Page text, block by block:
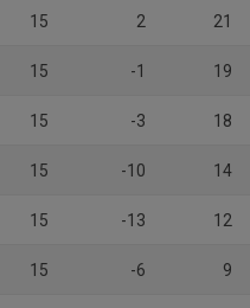
15 2 21
15 -1 19
15 -3 18
15 -10 14
15 -13 12
15 -6 9